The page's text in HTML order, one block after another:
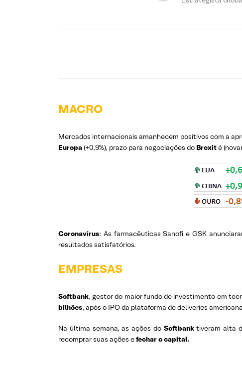
MACRO
Mercados internacionais amanhecem positivos com a
Europa(+0,9%), prazo para negociações do Brexité
Coronavírus: As farmacêuticas Sanofi e GSK
resultados satisfatórios.
EMPRESAS
Softbank, gestor do maior fundo de investimento em
bilhões, após o IPO da plataforma de deliveries
Na última semana, as ações do Softbanktiveram alta
recomprar suas ações efechar o capital.